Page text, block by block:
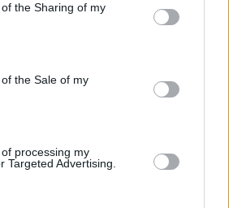
or usage behaviour. You may click to
specified purposes in below Google
the Sharing of my
the Sale of my
processing my
Targeted Advertising.
penso sia li il problema ma ripeto non me
reset col fusibile e vediamo che succede se
scioglierle le bocchette al
messo, se la luce e' fissa non hai